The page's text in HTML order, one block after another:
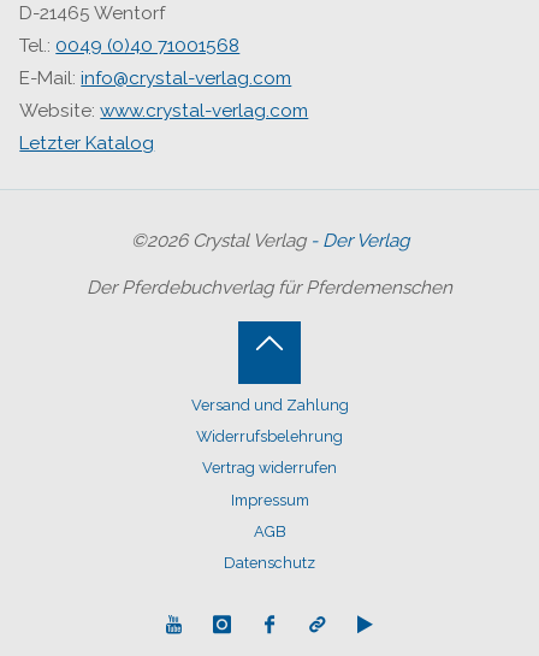
D-21465 Wentorf
Tel.: 0049 (0)40 71001568
E-Mail:info@crystal-verlag.com
Website:www.crystal-verlag.com
Letzter Katalog
©2026 Crystal Verlag - Der Verlag
Der Pferdebuchverlag für Pferdemenschen
Versand und Zahlung
Widerrufsbelehrung
Vertrag widerrufen
Impressum
AGB
Datenschutz
Back
to
Top